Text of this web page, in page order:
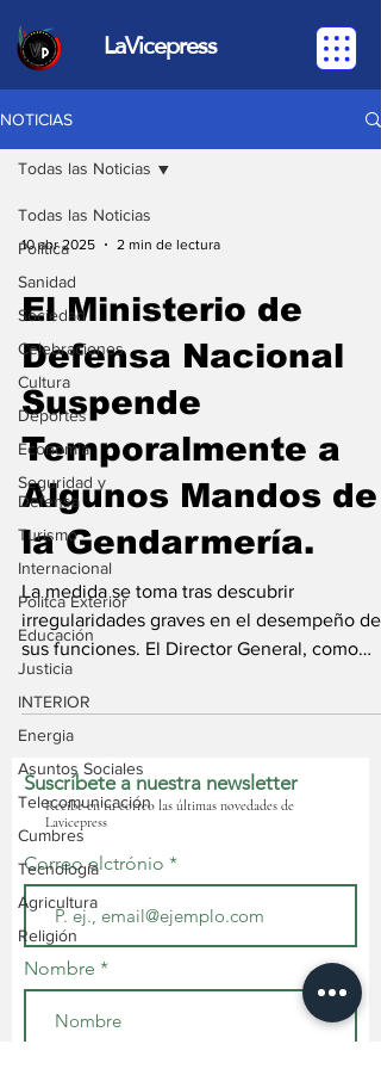
LaVicepress
NOTICIAS
Todas las Noticias
Política
Sanidad
Sociedad
Celebraciones
Cultura
Deportes
Economia
Seguridad y
Defensa
Turismo
Internacional
Politca Exterior
Educación
Justicia
INTERIOR
Energia
Asuntos Sociales
Telecomunicación
Cumbres
Tecnología
Agricultura
Religión
Todas las Noticias
10 abr 2025 2 min de lectura
El Ministerio de
Defensa Nacional
Suspende
Temporalmente a
Algunos Mandos de
la Gendarmería.
La medida se toma tras descubrir
irregularidades graves en el desempeño de
sus funciones. El Director General, como
responsable de la...
Suscríbete a nuestra newsletter
Recibe en tu correo las últimas novedades de
Lavicepress
Correo elctrónio
Nombre